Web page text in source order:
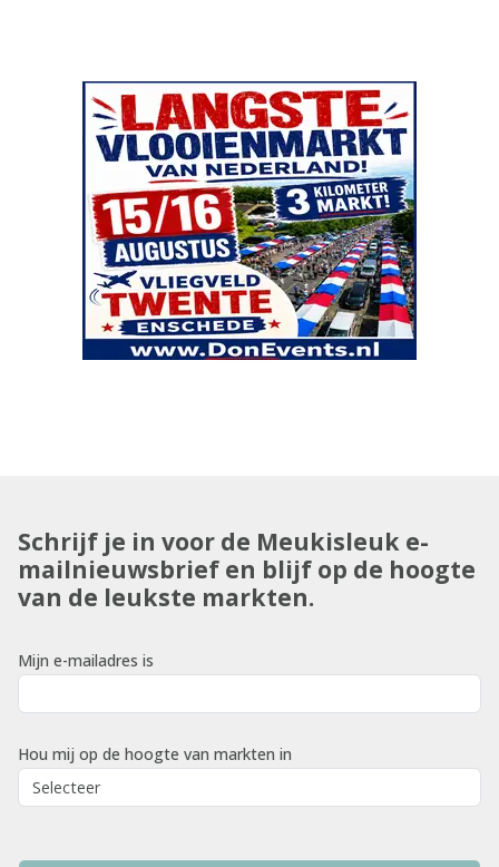
Schrijf je in voor de Meukisleuk e-
mailnieuwsbrief en blijf op de hoogte
van de leukste markten.
Mijn e-mailadres is
Hou mij op de hoogte van markten in